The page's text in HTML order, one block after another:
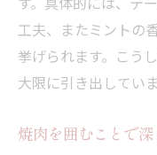
工夫、またミントの
挙げられます。こう
大限に引き出していま
焼肉を囲むことで